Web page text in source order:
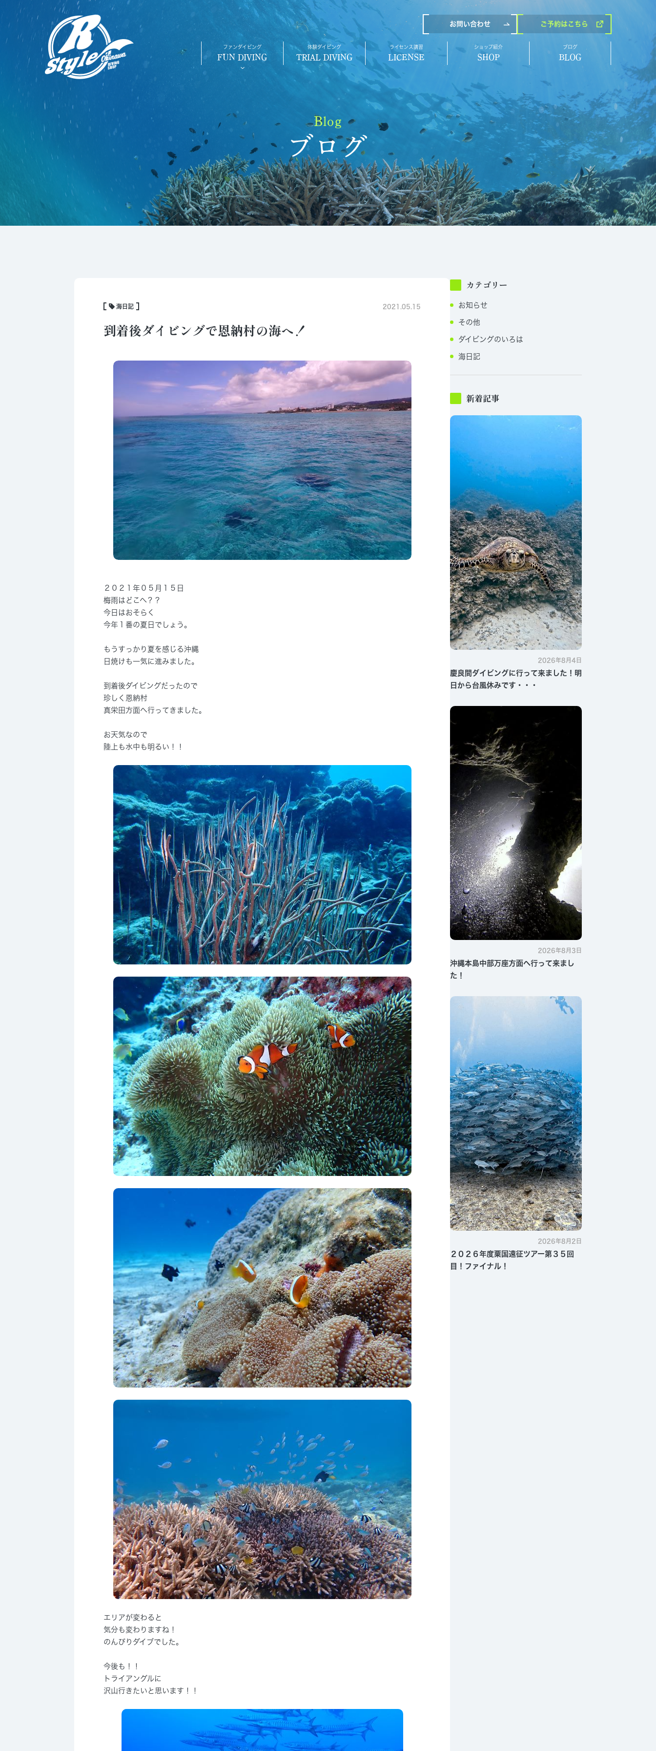
お問い合わせ ご予約はこちら
ファンダイビング
FUN DIVING
体験ダイビング
TRIAL DIVING
ライセンス講習
LICENSE
ショップ紹介
SHOP
ブログ
BLOG
Blog
ブログ
海日記 2021.05.15
到着後ダイビングで恩納村の海へ！
２０２１年０５月１５日
梅雨はどこへ？？
今日はおそらく
今年１番の夏日でしょう。
もうすっかり夏を感じる沖縄
日焼けも一気に進みました。
到着後ダイビングだったので
珍しく恩納村
真栄田方面へ行ってきました。
お天気なので
陸上も水中も明るい！！
エリアが変わると
気分も変わりますね！
のんびりダイブでした。
今後も！！
トライアングルに
沢山行きたいと思います！！
カテゴリー
お知らせ
その他
ダイビングのいろは
海日記
新着記事
2026年8月4日
慶良間ダイビングに行って来ました！明
日から台風休みです・・・
2026年8月3日
沖縄本島中部万座方面へ行って来まし
た！
2026年8月2日
２０２６年度粟国遠征ツアー第３５回
目！ファイナル！